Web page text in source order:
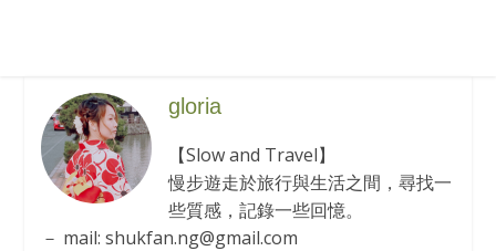
gloria
【Slow and Travel】
慢步遊走於旅行與生活之間，尋找一
些質感，記錄一些回憶。
－ mail: shukfan.ng@gmail.com